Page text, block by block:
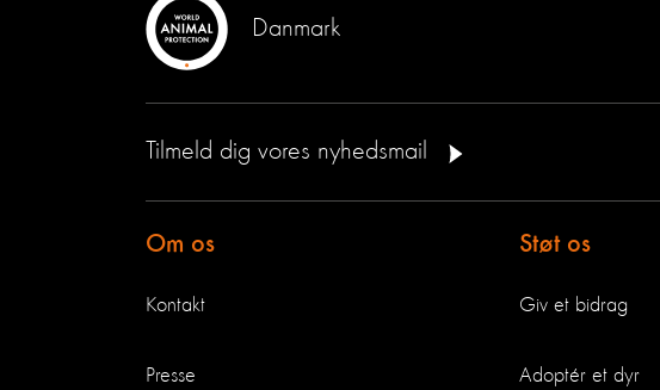
Danmark
Tilmeld dig vores nyhedsmail
Om os
Kontakt
Presse
Støt os
Giv et bidrag
Adoptér et dyr